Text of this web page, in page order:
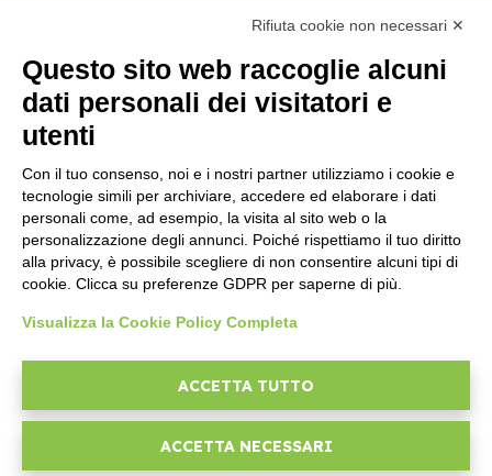
Segui Nios4
NOTE LEGALI
Documentazione contrattuale e GDPR
Condizioni generali di fornitura
Condizioni di vendita
Condizioni del servizio di supporto
Informative Privacy
Security Policy
© 2026D-One Software House
Rifiuta cookie non necessari ✕
Questo sito web raccoglie alcuni
dati personali dei visitatori e
utenti
Con il tuo consenso, noi e i nostri partner utilizziamo i cookie e
tecnologie simili per archiviare, accedere ed elaborare i dati
personali come, ad esempio, la visita al sito web o la
personalizzazione degli annunci. Poiché rispettiamo il tuo diritto
alla privacy, è possibile scegliere di non consentire alcuni tipi di
cookie. Clicca su preferenze GDPR per saperne di più.
Visualizza la Cookie Policy Completa
ACCETTA TUTTO
ACCETTA NECESSARI